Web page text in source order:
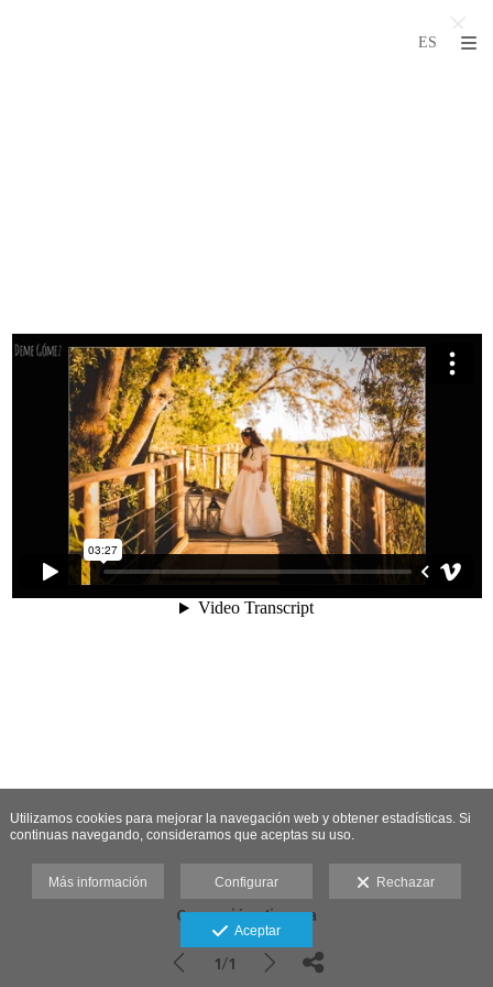
Comunión Jimena
1/1
Utilizamos cookies para mejorar la navegación web y obtener estadísticas. Si
continuas navegando, consideramos que aceptas su uso.
Más información Configurar Rechazar
Aceptar